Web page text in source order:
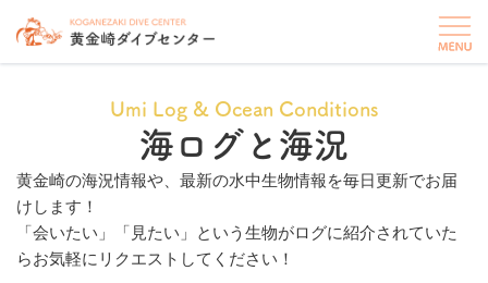
Umi Log & Ocean Conditions
海ログと海況
黄金崎の海況情報や、最新の水中生物情報を毎日更新でお届
けします！
「会いたい」「見たい」という生物がログに紹介されていた
らお気軽にリクエストしてください！